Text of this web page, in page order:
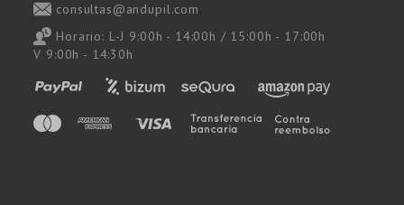
consultas@andupil.com
Horario: L-J 9:00h - 14:00h / 15:00h - 17:00h
V 9:00h - 14:30h